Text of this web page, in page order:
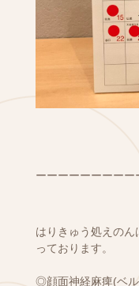
ーーーーーーーー
はりきゅう処えの
っております。
◎顔面神経麻痺(ベ